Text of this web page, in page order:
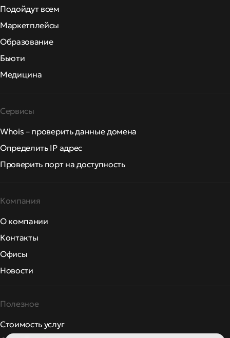
Подойдут всем
Маркетплейсы
Образование
Бьюти
Медицина
Сервисы
Whois – проверить данные домена
Определить IP адрес
Проверить порт на доступность
Компания
О компании
Контакты
Офисы
Новости
Полезное
Стоимость услуг